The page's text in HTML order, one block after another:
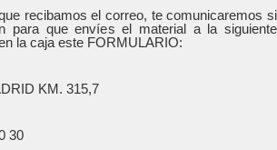
recibamos el correo, te comunicaremos si
para que envíes el material a la siguiente
la caja este FORMULARIO:
KM. 315,7
30